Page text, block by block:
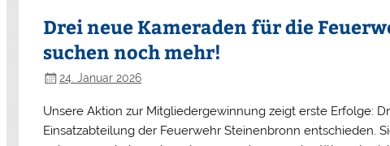
Drei neue Kameraden für die
suchen noch mehr!
24. Januar 2026
Unsere Aktion zur Mitgliedergewinnung zeigt erste Erfolge:
Einsatzabteilung der Feuerwehr Steinenbronn entschieden.